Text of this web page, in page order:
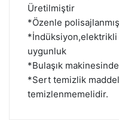
Üretilmiştir
*Özenle
*İndüksiyon,elektrikli
uygunluk
*Bulaşık
*Sert temizlik
temizlenmemelidir.